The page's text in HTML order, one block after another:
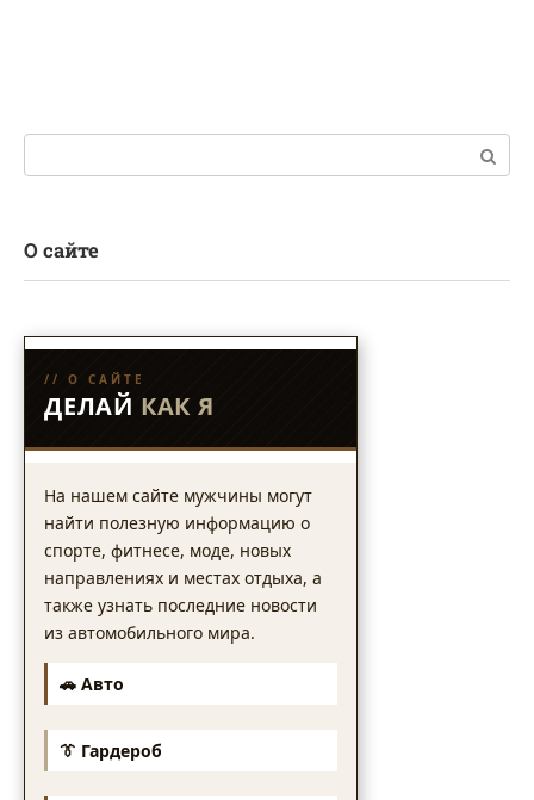
Поиск:
О сайте
// О САЙТЕ
ДЕЛАЙ КАК Я
На нашем сайте мужчины могут
найти полезную информацию о
спорте, фитнесе, моде, новых
направлениях и местах отдыха, а
также узнать последние новости
из автомобильного мира.
🚗 Авто
👔 Гардероб